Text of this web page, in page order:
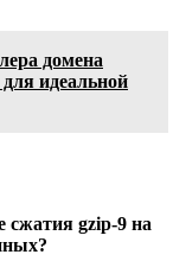
домена
идеальной
сжатия gzip-9 на